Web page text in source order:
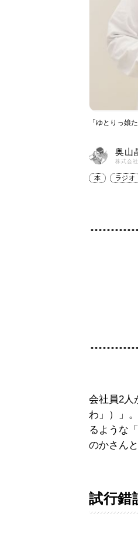
「ゆとりっ娘
奥山
株式会
本 ラジオ
会社員2人
わ」）」
るような
のかさん
試行錯